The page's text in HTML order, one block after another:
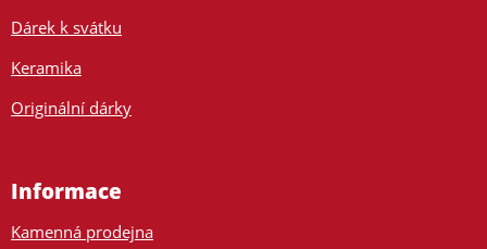
Dárek k svátku
Keramika
Originální dárky
Informace
Kamenná prodejna